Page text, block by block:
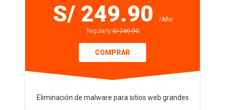
S/ 249.90
/Año
RegularlyS/ 269.90
COMPRAR
Eliminación de malware para sitios web grandes